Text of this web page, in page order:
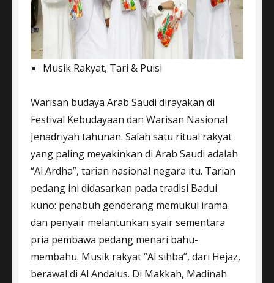
Musik Rakyat, Tari & Puisi
Warisan budaya Arab Saudi dirayakan di
Festival Kebudayaan dan Warisan Nasional
Jenadriyah tahunan. Salah satu ritual rakyat
yang paling meyakinkan di Arab Saudi adalah
“Al Ardha”, tarian nasional negara itu. Tarian
pedang ini didasarkan pada tradisi Badui
kuno: penabuh genderang memukul irama
dan penyair melantunkan syair sementara
pria pembawa pedang menari bahu-
membahu. Musik rakyat “Al sihba”, dari Hejaz,
berawal di Al Andalus. Di Makkah, Madinah